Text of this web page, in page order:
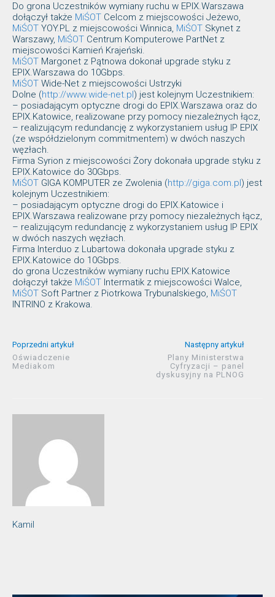
Do grona Uczestników wymiany ruchu w EPIX.Warszawa
dołączył także MiŚOT Celcom z miejscowości Jeżewo,
MiŚOT YOY.PL z miejscowości Winnica, MiŚOT Skynet z
Warszawy, MiŚOT Centrum Komputerowe PartNet z
miejscowości Kamień Krajeński.
MiŚOT Margonet z Pątnowa dokonał upgrade styku z
EPIX.Warszawa do 10Gbps.
MiŚOT Wide-Net z miejscowości Ustrzyki
Dolne (http://www.wide-net.pl) jest kolejnym Uczestnikiem:
– posiadającym optyczne drogi do EPIX.Warszawa oraz do
EPIX.Katowice, realizowane przy pomocy niezależnych łącz,
– realizującym redundancję z wykorzystaniem usług IP EPIX
(ze współdzielonym commitmentem) w dwóch naszych
węzłach.
Firma Syrion z miejscowości Żory dokonała upgrade styku z
EPIX.Katowice do 30Gbps.
MiŚOT GIGA KOMPUTER ze Zwolenia (http://giga.com.pl) jest
kolejnym Uczestnikiem:
– posiadającym optyczne drogi do EPIX.Katowice i
EPIX.Warszawa realizowane przy pomocy niezależnych łącz,
– realizującym redundancję z wykorzystaniem usług IP EPIX
w dwóch naszych węzłach.
Firma Interduo z Lubartowa dokonała upgrade styku z
EPIX.Katowice do 10Gbps.
do grona Uczestników wymiany ruchu EPIX.Katowice
dołączył także MiŚOT Intermatik z miejscowości Walce,
MiŚOT Soft Partner z Piotrkowa Trybunalskiego, MiŚOT
INTRINO z Krakowa.
Poprzedni artykuł
Oświadczenie
Mediakom
Następny artykuł
Plany Ministerstwa
Cyfryzacji – panel
dyskusyjny na PLNOG
Kamil